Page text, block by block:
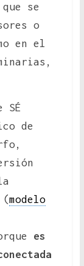
se
o
en el
SÉ
de
(modelo
es